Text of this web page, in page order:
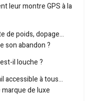
leur montre GPS à la
de poids, dopage…
son abandon ?
il louche ?
accessible à tous…
de luxe